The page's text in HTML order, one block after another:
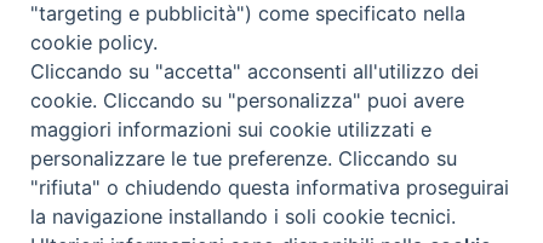
Copyright © 2019 - Tutti i diritti riservati - Vita
Trentina Editrice
Privacy Policy
Torna
"targeting e pubblicità") come specificato nella
cookie policy.
Cliccando su "accetta" acconsenti all'utilizzo dei
cookie. Cliccando su "personalizza" puoi avere
maggiori informazioni sui cookie utilizzati e
personalizzare le tue preferenze. Cliccando su
"rifiuta" o chiudendo questa informativa proseguirai
la navigazione installando i soli cookie tecnici.